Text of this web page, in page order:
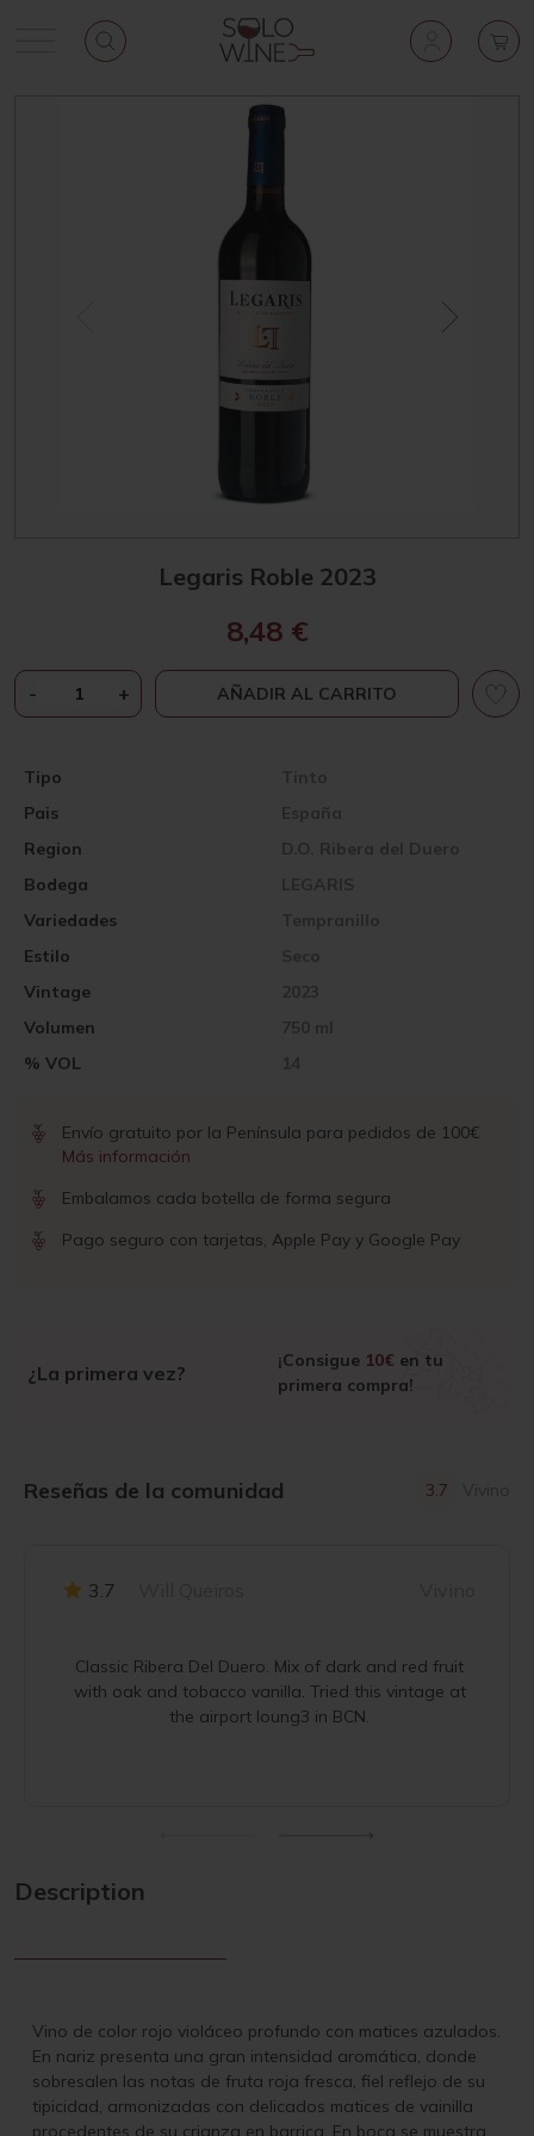
Legaris Roble 2023
Pais España
Vintage 2023
Region D.O. Ribera del Duero
Volumen 750 ml
Bodega LEGARIS
% VOL 14
Variedades
Tempranillo
Estilo
Seco
Tipo Tinto
8,48 €
-LEGARIS
ROBLE
CANTIDAD
+ AÑADIR AL CARRITO
Envío gratuito por la Península para pedidos de 100€
Más información
Embalamos cada botella de forma segura
Pago seguro con tarjetas, Apple Pay y Google Pay
¿La primera vez?
¡Consigue 10€ en tu
primera compra!
Reseñas de la comunidad 3.7 Vivino
3.7
Classic Ribera Del Duero. Mix of dark and red fruit
with oak and tobacco vanilla. Tried this vintage at
the airport loung3 in BCN.
Description
Vino de color rojo violáceo profundo con matices azulados.
En nariz presenta una gran intensidad aromática, donde
sobresalen las notas de fruta roja fresca, fiel reflejo de su
tipicidad, armonizadas con delicados matices de vainilla
procedentes de su crianza en barrica. En boca se muestra